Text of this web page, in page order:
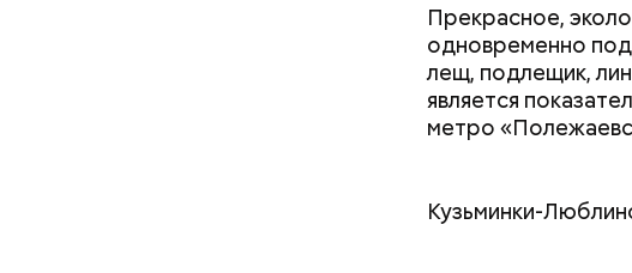
Прекрасное,
одновременно
лещ, подлещик,
является
метро
Кузьминки-